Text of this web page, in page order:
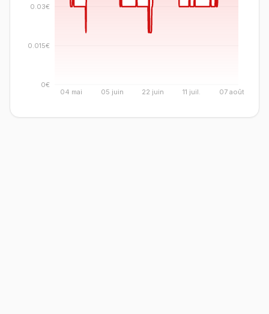
04 mai 05 juin 22 juin 11 juil. 07 août
0€
0.015€
0.03€